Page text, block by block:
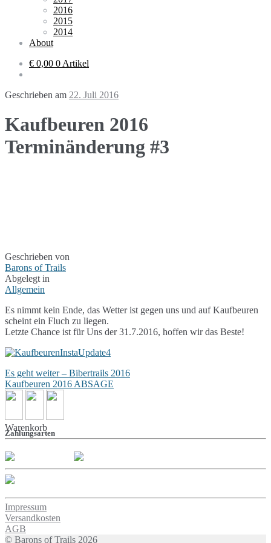
2016
2015
2014
About
€ 0,00 0 Artikel
Geschrieben am 22. Juli 2016
Kaufbeuren 2016
Terminänderung #3
Geschrieben von
Barons of Trails
Abgelegt in
Allgemein
Es nimmt kein Ende, das Wetter ist gegen uns und auf Kaufbeuren
scheint ein Fluch zu liegen.
Letzte Chance ist für Uns der 31.7.2016, hoffen wir das Beste!
Beitragsnavigation
Es geht weiter – Bibertrails 2016
Kaufbeuren 2016 ABSAGE
Warenkorb
Zahlungsarten
Impressum
Versandkosten
AGB
© Barons of Trails 2026